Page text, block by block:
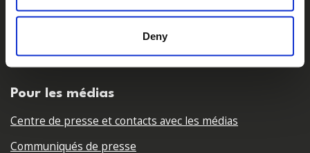
Deny
Carrières
Pour les médias
Centre de presse et contacts avec les médias
Communiqués de presse